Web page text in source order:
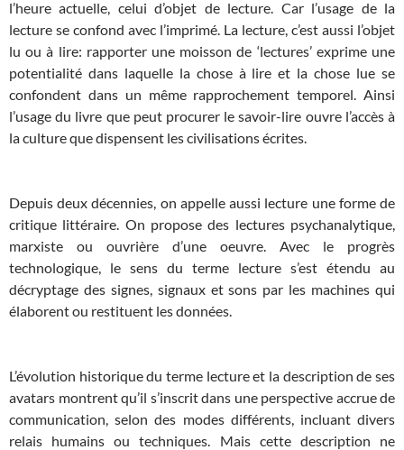
l’heure actuelle, celui d’objet de lecture. Car l’usage de la
lecture se confond avec l’imprimé. La lecture, c’est aussi l’objet
lu ou à lire: rapporter une moisson de ‘lectures’ exprime une
potentialité dans laquelle la chose à lire et la chose lue se
confondent dans un même rapprochement temporel. Ainsi
l’usage du livre que peut procurer le savoir-lire ouvre l’accès à
la culture que dispensent les civilisations écrites.
Depuis deux décennies, on appelle aussi lecture une forme de
critique littéraire. On propose des lectures psychanalytique,
marxiste ou ouvrière d’une oeuvre. Avec le progrès
technologique, le sens du terme lecture s’est étendu au
décryptage des signes, signaux et sons par les machines qui
élaborent ou restituent les données.
L’évolution historique du terme lecture et la description de ses
avatars montrent qu’il s’inscrit dans une perspective accrue de
communication, selon des modes différents, incluant divers
relais humains ou techniques. Mais cette description ne